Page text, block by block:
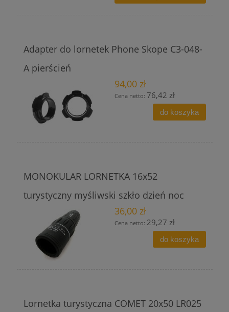
Adapter do lornetek Phone Skope C3-048-
A pierścień
94,00 zł
Cena netto: 76,42 zł
do koszyka
MONOKULAR LORNETKA 16x52
turystyczny myśliwski szkło dzień noc
36,00 zł
Cena netto: 29,27 zł
do koszyka
Lornetka turystyczna COMET 20x50 LR025